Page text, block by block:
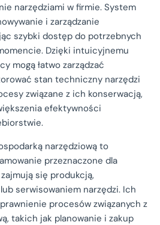
narzędziami w firmie. System
i zarządzanie
szybki dostęp do potrzebnych
Dzięki intuicyjnemu
mogą łatwo zarządzać
stan techniczny narzędzi
związane z ich konserwacją,
efektywności
narzędziową to
przeznaczone dla
się produkcją,
serwisowaniem narzędzi. Ich
procesów związanych z
takich jak planowanie i zakup